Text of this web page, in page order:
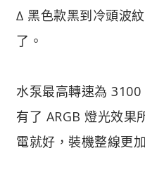
∆ 黑色款黑到冷頭波
了。
水泵最高轉速為
有了 ARGB 燈光效果
電就好，裝機整線更